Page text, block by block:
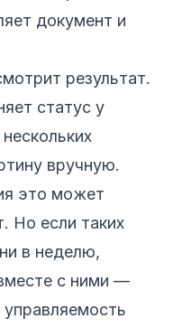
документ и
результат.
статус у
вручную.
это может
Но если таких
в неделю,
с ними —